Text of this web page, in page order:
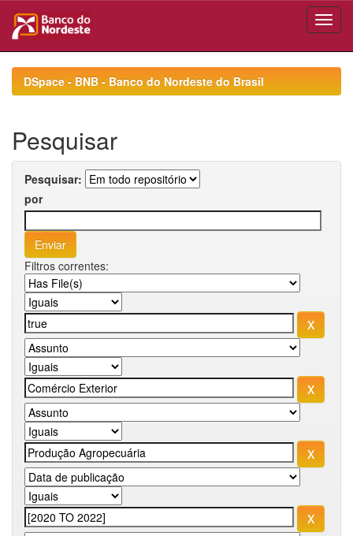
navigationDSpace - BNB - Banco do Nordeste do Brasil
Pesquisar
Pesquisar:
por
Filtros correntes: